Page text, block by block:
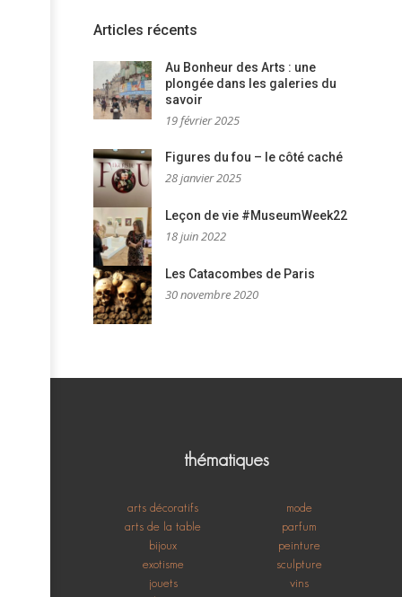
Articles récents
Au Bonheur des Arts : une
plongée dans les galeries du
savoir
19 février 2025
Figures du fou – le côté caché
28 janvier 2025
Leçon de vie #MuseumWeek22
18 juin 2022
Les Catacombes de Paris
30 novembre 2020
thématiques
arts décoratifs
arts de la table
bijoux
exotisme
jouets
mode
parfum
peinture
sculpture
vins